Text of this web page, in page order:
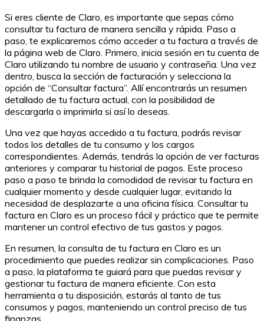
Si eres cliente de Claro, es importante que sepas cómo
consultar tu factura de manera sencilla y rápida. Paso a
paso, te explicaremos cómo acceder a tu factura a través de
la página web de Claro. Primero, inicia sesión en tu cuenta de
Claro utilizando tu nombre de usuario y contraseña. Una vez
dentro, busca la sección de facturación y selecciona la
opción de “Consultar factura”. Allí encontrarás un resumen
detallado de tu factura actual, con la posibilidad de
descargarla o imprimirla si así lo deseas.
Una vez que hayas accedido a tu factura, podrás revisar
todos los detalles de tu consumo y los cargos
correspondientes. Además, tendrás la opción de ver facturas
anteriores y comparar tu historial de pagos. Este proceso
paso a paso te brinda la comodidad de revisar tu factura en
cualquier momento y desde cualquier lugar, evitando la
necesidad de desplazarte a una oficina física. Consultar tu
factura en Claro es un proceso fácil y práctico que te permite
mantener un control efectivo de tus gastos y pagos.
En resumen, la consulta de tu factura en Claro es un
procedimiento que puedes realizar sin complicaciones. Paso
a paso, la plataforma te guiará para que puedas revisar y
gestionar tu factura de manera eficiente. Con esta
herramienta a tu disposición, estarás al tanto de tus
consumos y pagos, manteniendo un control preciso de tus